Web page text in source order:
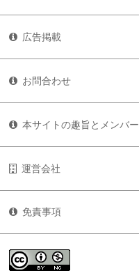
広告掲載
お問合わせ
本サイトの趣旨とメンバー
運営会社
免責事項